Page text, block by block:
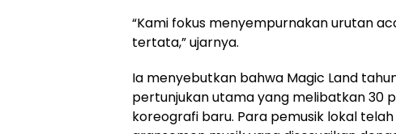
“Kami fokus menyempurnakan urutan
tertata,” ujarnya.
Ia menyebutkan bahwa Magic Land
pertunjukan utama yang melibatkan 30
koreografi baru. Para pemusik lokal